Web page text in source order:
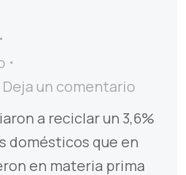
Deja un comentario
a reciclar un 3,6%
domésticos que en
en materia prima